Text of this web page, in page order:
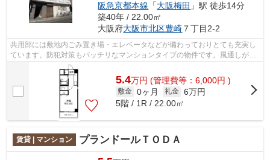
阪急京都本線 「大阪梅田 」駅 徒歩14分
築40年 / 22.00㎡
大阪府大阪市北区豊崎 ７丁目2-2
共用部には敷地内ごみ置き場・エレベータなどが備わっておりとても充実し
ています。防犯対策もバッチリなマンションタイプの物件です。風通しが良
好なので、いつでも新鮮な空気がはい...
5.4万円 (管理費等：6,000円 )
敷金 0ヶ月 礼金 6万円
5階 / 1R / 22.00㎡
賃貸 | マンション プランドールＴＯＤＡ